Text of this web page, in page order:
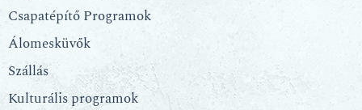
Csapatépítő Programok
Álomesküvők
Szállás
Kulturális programok